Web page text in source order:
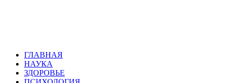
ГЛАВНАЯ
НАУКА
ЗДОРОВЬЕ